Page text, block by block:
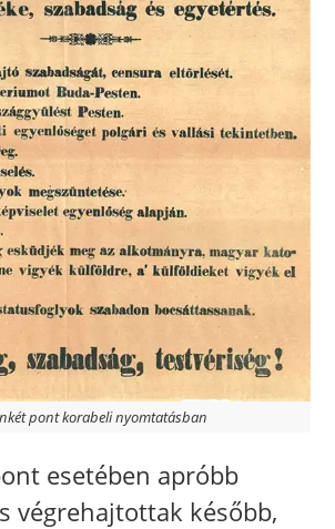
pont korabeli nyomtatásban
esetében apróbb
végrehajtottak később,